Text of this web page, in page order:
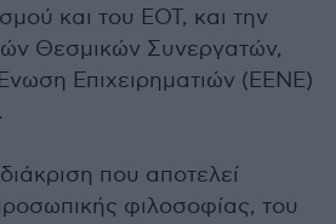
και του ΕΟΤ, και την
Θεσμικών Συνεργατών,
Επιχειρηματιών (ΕΕΝΕ)
που αποτελεί
φιλοσοφίας, του